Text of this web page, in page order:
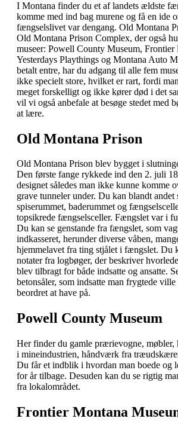
I Montana finder du et af landets ældste
komme med ind bag murene og få en ide
fængselslivet var dengang. Old Montana
Old Montana Prison Complex, der også
museer: Powell County Museum, Frontier
Yesterdays Playthings og Montana Auto
betalt entre, har du adgang til alle fem
ikke specielt store, hvilket er rart, fordi
meget forskelligt og ikke kører død i det
vil vi også anbefale at besøge stedet med
at lære.
Old Montana Prison
Old Montana Prison blev bygget i
Den første fange rykkede ind den 2. juli
designet således man ikke kunne komme
grave tunneler under. Du kan blandt andet
spiserummet, baderummet og
topsikrede fængselsceller. Fængslet var i
Du kan se genstande fra fængslet, som
indkasseret, herunder diverse våben,
hjemmelavet fra ting stjålet i fængslet. Du
notater fra logbøger, der beskriver
blev tilbragt for både indsatte og ansatte.
betonsåler, som indsatte man frygtede
beordret at have på.
Powell County Museum
Her finder du gamle prærievogne, møbler,
i mineindustrien, håndværk fra
Du får et indblik i hvordan man boede og
for år tilbage. Desuden kan du se rigtig
fra lokalområdet.
Frontier Montana